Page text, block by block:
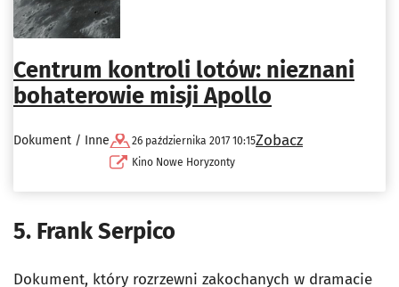
Centrum kontroli lotów: nieznani
bohaterowie misji Apollo
Dokument / Inne
26 października 2017 10:15
Kino Nowe Horyzonty
Zobacz
5. Frank Serpico
Dokument, który rozrzewni zakochanych w dramacie